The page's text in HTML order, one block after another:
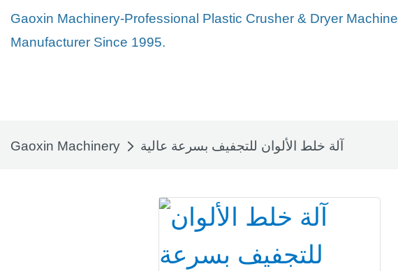
Gaoxin Machinery-Professional Plastic Crusher & Dryer Machine
Manufacturer Since 1995.
Gaoxin Machinery آلة خلط الألوان للتجفيف بسرعة عالية